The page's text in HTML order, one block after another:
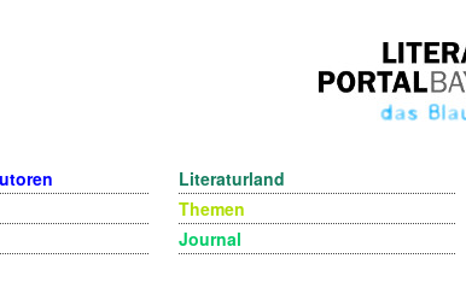
Literaturland
Themen
Journal